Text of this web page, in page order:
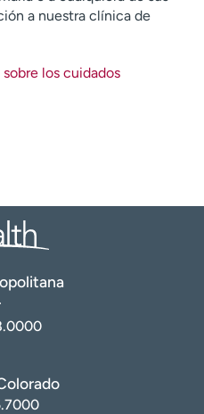
a nuestra clínica de
los cuidados